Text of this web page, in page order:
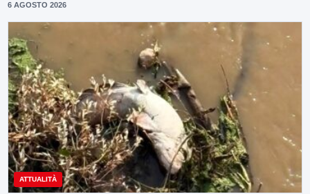
6 AGOSTO 2026
ATTUALITÀ